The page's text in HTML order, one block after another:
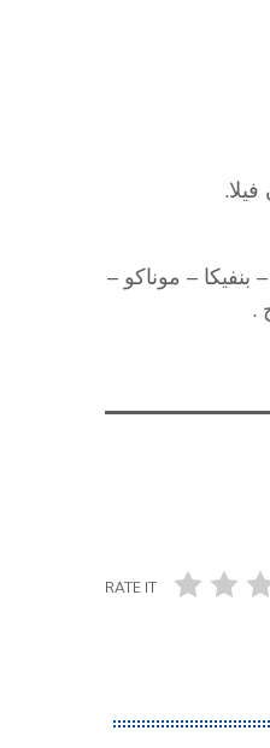
بنفيكا – موناكو –
.
RATE IT